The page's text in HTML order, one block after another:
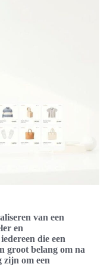
van een
en
die een
groot belang om na
zijn om een